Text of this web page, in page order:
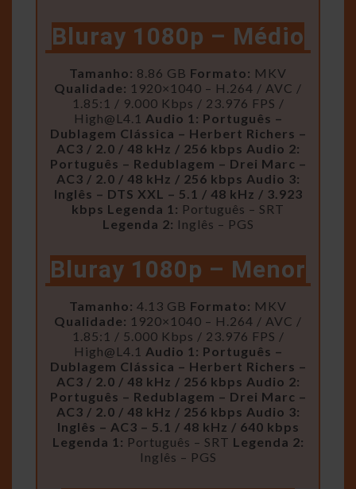
Bluray 1080p – Médio
Tamanho: 8.86 GB Formato: MKV
Qualidade: 1920×1040 – H.264 / AVC /
1.85:1 / 9.000 Kbps / 23.976 FPS /
High@L4.1 Audio 1: Português –
Dublagem Clássica – Herbert Richers –
AC3 / 2.0 / 48 kHz / 256 kbps Audio 2:
Português – Redublagem – Drei Marc –
AC3 / 2.0 / 48 kHz / 256 kbps Audio 3:
Inglês – DTS XXL – 5.1 / 48 kHz / 3.923
kbps Legenda 1: Português – SRT
Legenda 2: Inglês – PGS
Bluray 1080p – Menor
Tamanho: 4.13 GB Formato: MKV
Qualidade: 1920×1040 – H.264 / AVC /
1.85:1 / 5.000 Kbps / 23.976 FPS /
High@L4.1 Audio 1: Português –
Dublagem Clássica – Herbert Richers –
AC3 / 2.0 / 48 kHz / 256 kbps Audio 2:
Português – Redublagem – Drei Marc –
AC3 / 2.0 / 48 kHz / 256 kbps Audio 3:
Inglês – AC3 – 5.1 / 48 kHz / 640 kbps
Legenda 1: Português – SRT Legenda 2:
Inglês – PGS